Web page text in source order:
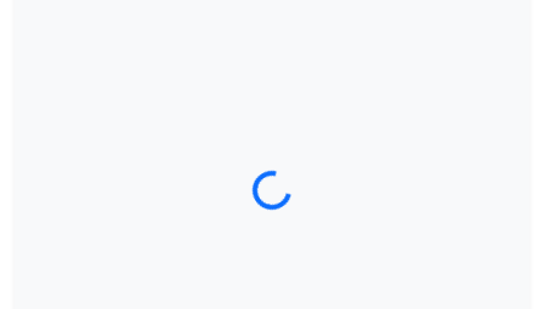
Загрузка трека...